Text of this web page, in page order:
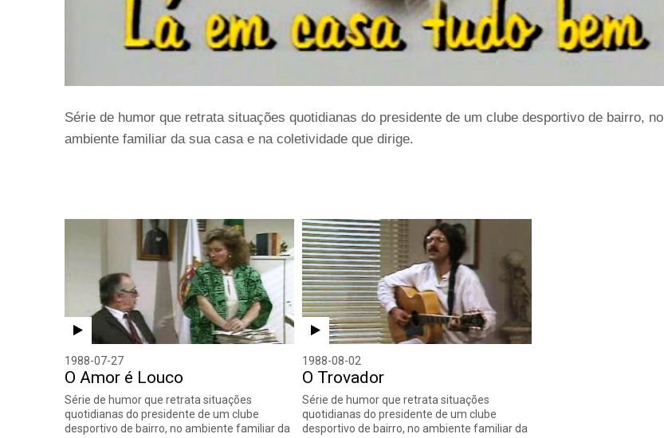
Série de humor que retrata situações quotidianas do presidente de um clube desportivo de bairro, no
ambiente familiar da sua casa e na coletividade que dirige.
1988-07-27
O Amor é Louco
Série de humor que retrata situações
quotidianas do presidente de um clube
desportivo de bairro, no ambiente familiar da
1988-08-02
O Trovador
Série de humor que retrata situações
quotidianas do presidente de um clube
desportivo de bairro, no ambiente familiar da